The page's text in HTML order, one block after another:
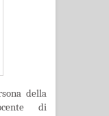
della
di